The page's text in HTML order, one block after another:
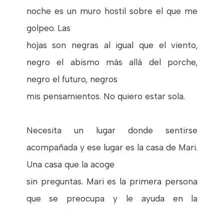
noche es un muro hostil sobre el que me
golpeo. Las
hojas son negras al igual que el viento,
negro el abismo más allá del porche,
negro el futuro, negros
mis pensamientos. No quiero estar sola.
Necesita un lugar donde sentirse
acompañada y ese lugar es la casa de Mari.
Una casa que la acoge
sin preguntas. Mari es la primera persona
que se preocupa y le ayuda en la